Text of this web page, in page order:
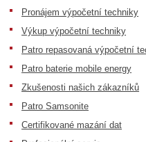
Pronájem výpočetní techniky
Výkup výpočetní techniky
Patro repasovaná výpočetní
Patro baterie mobile energy
Zkušenosti našich zákazníků
Patro Samsonite
Certifikované mazání dat